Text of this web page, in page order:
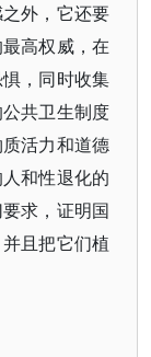
外，它还要
高权威，在
，同时收集
共卫生制度
活力和道德
和性退化的
求，证明国
且把它们植